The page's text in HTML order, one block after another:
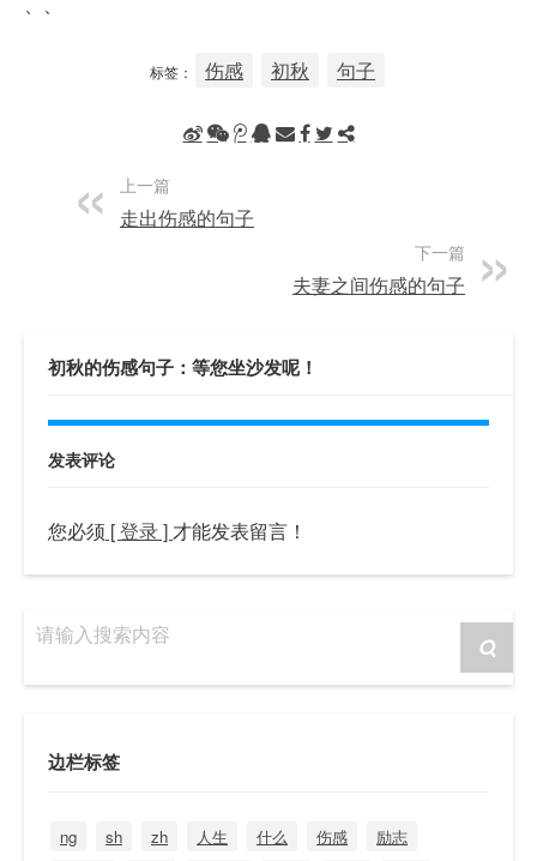
标签： 伤感 初秋 句子
上一篇
走出伤感的句子
下一篇
夫妻之间伤感的句子
初秋的伤感句子：等您坐沙发呢！
发表评论
您必须 [ 登录 ] 才能发表留言！
请输入搜索内容
边栏标签
ng sh zh 人生 什么 伤感
励志